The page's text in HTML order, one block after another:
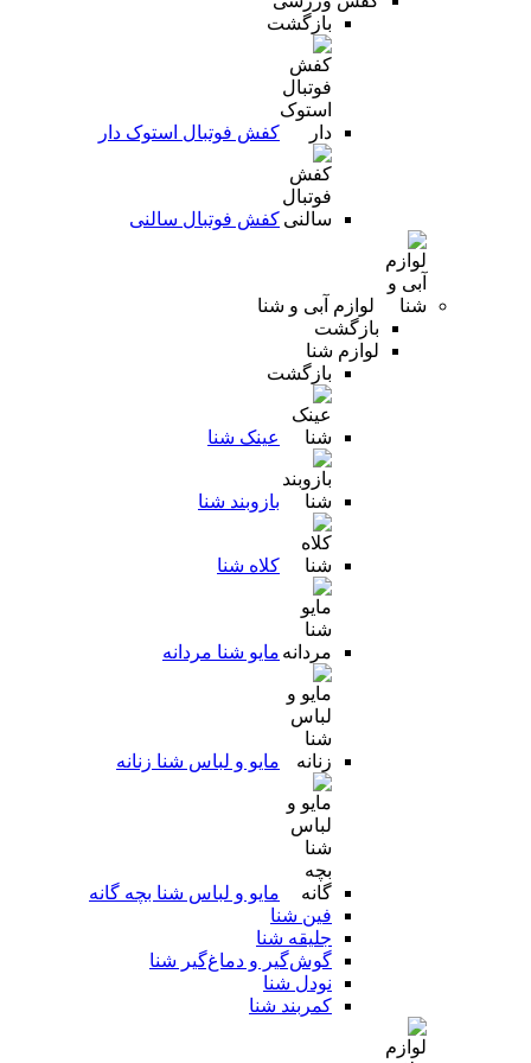
بازگشت
کفش فوتبال استوک دار
کفش فوتبال سالنی
لوازم آبی و شنا
بازگشت
لوازم شنا
بازگشت
عینک شنا
بازوبند شنا
کلاه شنا
مایو شنا مردانه
مایو و لباس شنا زنانه
مایو و لباس شنا بچه گانه
فین شنا
جلیقه شنا
گوش‌گیر و دماغ‌گیر شنا
نودل شنا
کمربند شنا